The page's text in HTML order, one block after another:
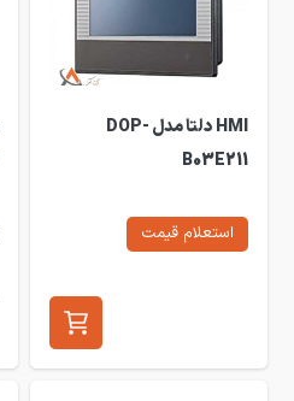
HMI دلتا مدل DOP-
B03E211
استعلام قیمت